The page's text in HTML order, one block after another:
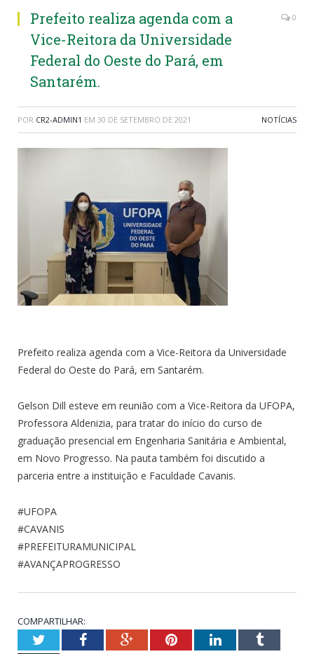
Prefeito realiza agenda com a
Vice-Reitora da Universidade
Federal do Oeste do Pará, em
Santarém.
0
POR CR2-ADMIN1 EM 30 DE SETEMBRO DE 2021 NOTÍCIAS
Prefeito realiza agenda com a Vice-Reitora da Universidade
Federal do Oeste do Pará, em Santarém.
Gelson Dill esteve em reunião com a Vice-Reitora da UFOPA,
Professora Aldenizia, para tratar do início do curso de
graduação presencial em Engenharia Sanitária e Ambiental,
em Novo Progresso. Na pauta também foi discutido a
parceria entre a instituição e Faculdade Cavanis.
#UFOPA
#CAVANIS
#PREFEITURAMUNICIPAL
#AVANÇAPROGRESSO
COMPARTILHAR:
TwitterFacebookGoogle+PinterestLinkedInTumblr